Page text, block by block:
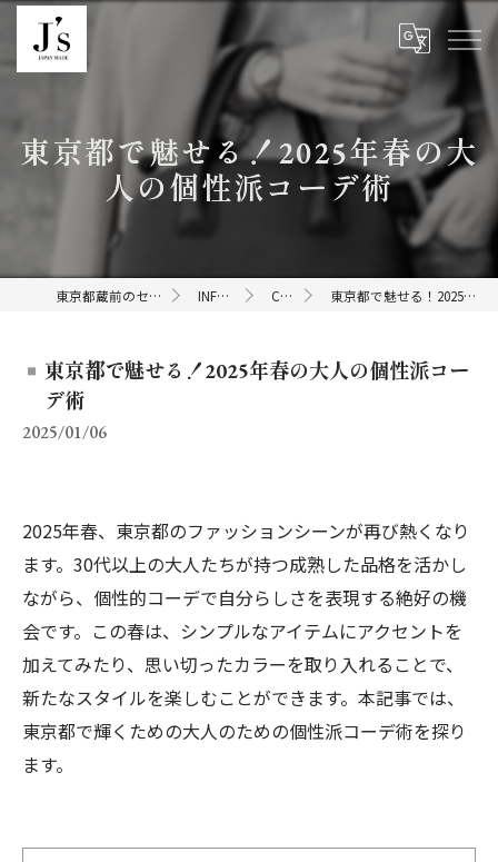
東京都で魅せる！2025年春の大
人の個性派コーデ術
東京都蔵前のセレクトショップならJ's INFORMATION COLUMN 東京都で魅せる！2025年春の大人の個性派コーデ術
東京都で魅せる！2025年春の大人の個性派コー
デ術
2025/01/06
2025年春、東京都のファッションシーンが再び熱くなり
ます。30代以上の大人たちが持つ成熟した品格を活かし
ながら、個性的コーデで自分らしさを表現する絶好の機
会です。この春は、シンプルなアイテムにアクセントを
加えてみたり、思い切ったカラーを取り入れることで、
新たなスタイルを楽しむことができます。本記事では、
東京都で輝くための大人のための個性派コーデ術を探り
ます。